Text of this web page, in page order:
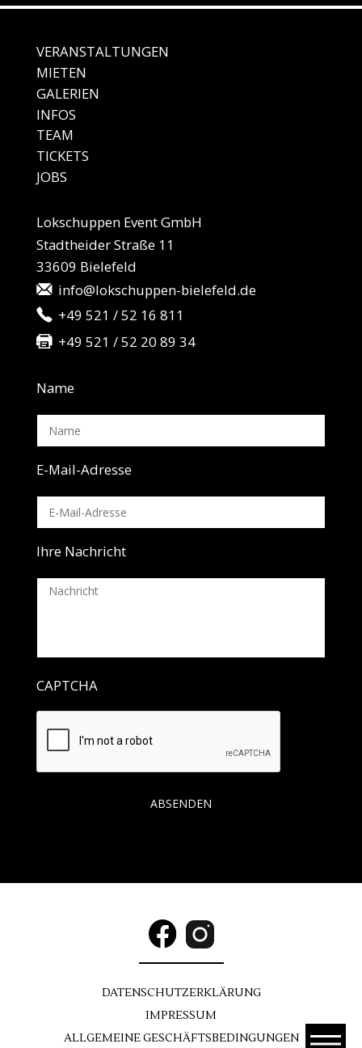
VERANSTALTUNGEN
MIETEN
GALERIEN
INFOS
TEAM
TICKETS
JOBS
Lokschuppen Event GmbH
Stadtheider Straße 11
33609 Bielefeld
info@lokschuppen-bielefeld.de
+49 521 / 52 16 811
+49 521 / 52 20 89 34
Name
E-Mail-Adresse
Ihre Nachricht
CAPTCHA
DATENSCHUTZERKLÄRUNG
IMPRESSUM
ALLGEMEINEGESCHÄFTSBEDINGUNGEN